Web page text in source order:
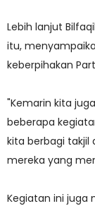
Lebih lanjut
itu,
keberpihakan
"Kemarin kita
beberapa
kita berbagi takjil
mereka yang
Kegiatan ini juga